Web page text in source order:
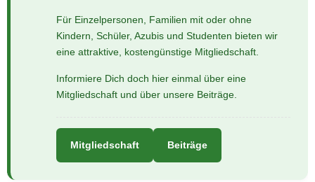
Für Einzelpersonen, Familien mit oder ohne
Kindern, Schüler, Azubis und Studenten bieten wir
eine attraktive, kostengünstige Mitgliedschaft.
Informiere Dich doch hier einmal über eine
Mitgliedschaft und über unsere Beiträge.
Mitgliedschaft Beiträge